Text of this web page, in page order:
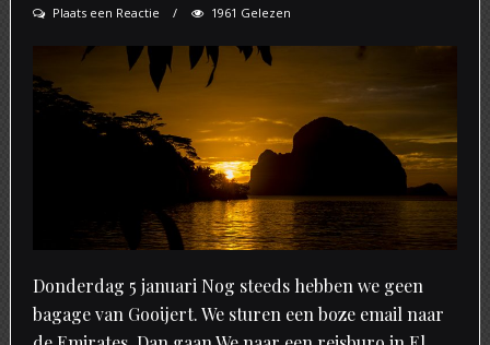
Plaats een Reactie
1961 Gelezen
Donderdag 5 januari Nog steeds hebben we geen
bagage van Gooijert. We sturen een boze email naar